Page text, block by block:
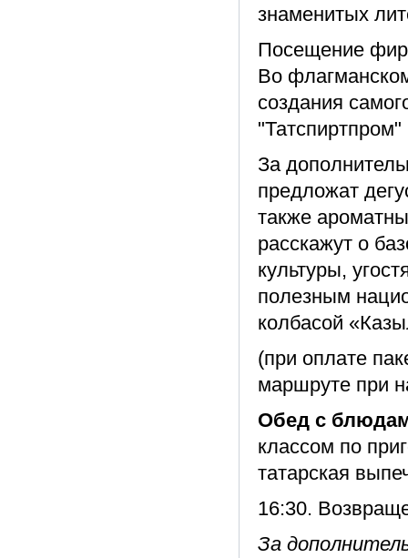
знаменитых
Посещение
Во
создания
За
предложат
также
расскажут о
культуры,
полезным
колбасой
(при оплате
маршруте при
Обед с
классом по
татарская
16:30.
За